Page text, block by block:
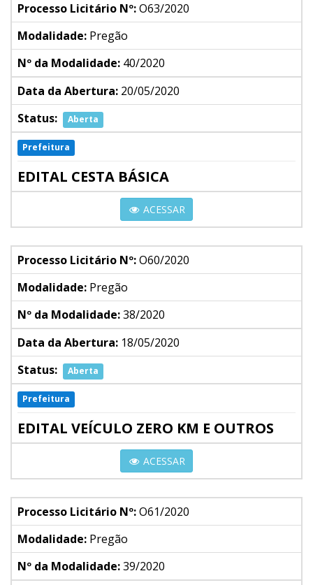
Processo Licitário Nº:O63/2020
Modalidade: Pregão
Nº da Modalidade: 40/2020
Data da Abertura: 20/05/2020
Status:
Aberta
Prefeitura
EDITAL CESTA BÁSICA
ACESSAR
Processo Licitário Nº:O60/2020
Modalidade: Pregão
Nº da Modalidade:38/2020
Data da Abertura: 18/05/2020
Status:
Aberta
Prefeitura
EDITAL VEÍCULO ZERO KM E OUTROS
ACESSAR
Processo Licitário Nº:O61/2020
Modalidade: Pregão
Nº da Modalidade:39/2020